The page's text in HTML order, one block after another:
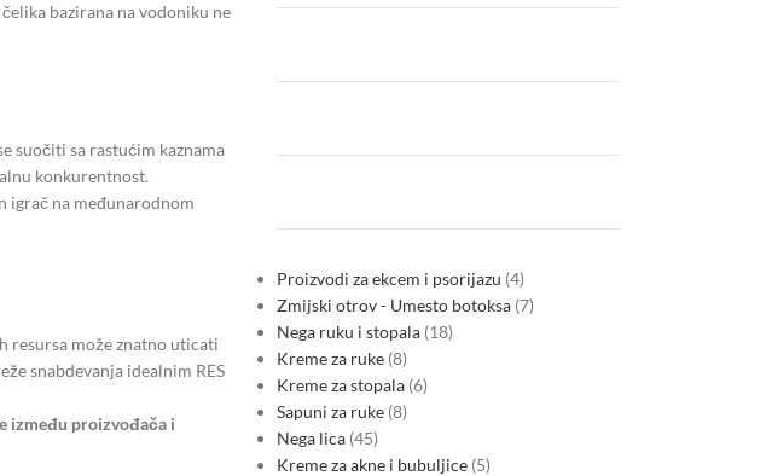
bazirana na vodoniku ne
suočiti sa rastućim kaznama
konkurentnost.
igrač na međunarodnom
resursa može znatno uticati
snabdevanja idealnim RES
između proizvođača i
Proizvodi za ekcem i psorijazu 4
Zmijski otrov - Umesto botoksa 7
Nega ruku i stopala 18
Kreme za ruke 8
Kreme za stopala 6
Sapuni za ruke 8
Nega lica 45
Kreme za akne i bubuljice 5